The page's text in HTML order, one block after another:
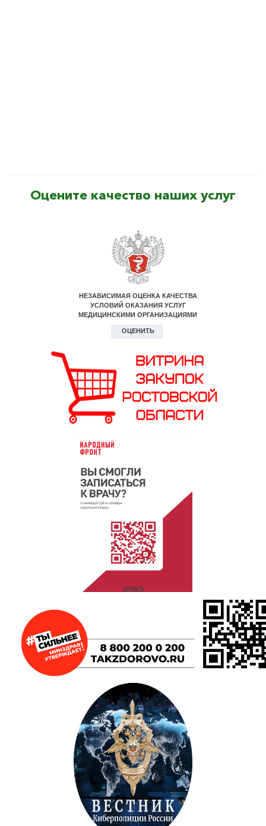
Оцените качество наших услуг